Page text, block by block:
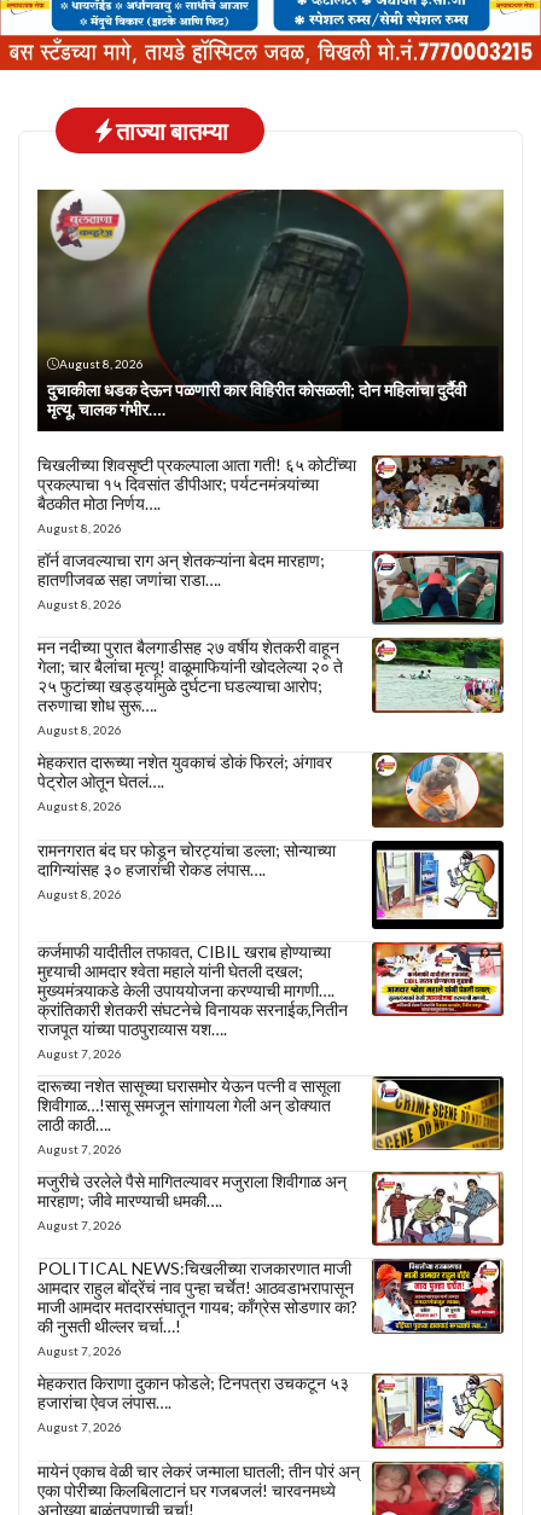
ताज्या बातम्या
August 8, 2026
दुचाकीला धडक देऊन पळणारी कार विहिरीत कोसळली; दोन महिलांचा दुर्दैवी
मृत्यू, चालक गंभीर….
चिखलीच्या शिवसृष्टी प्रकल्पाला आता गती! ६५ कोटींच्या
प्रकल्पाचा १५ दिवसांत डीपीआर; पर्यटनमंत्र्यांच्या
बैठकीत मोठा निर्णय….
August 8, 2026
हॉर्न वाजवल्याचा राग अन् शेतकऱ्यांना बेदम मारहाण;
हातणीजवळ सहा जणांचा राडा….
August 8, 2026
मन नदीच्या पुरात बैलगाडीसह २७ वर्षीय शेतकरी वाहून
गेला; चार बैलांचा मृत्यू! वाळूमाफियांनी खोदलेल्या २० ते
२५ फुटांच्या खड्ड्यांमुळे दुर्घटना घडल्याचा आरोप;
तरुणाचा शोध सुरू….
August 8, 2026
मेहकरात दारूच्या नशेत युवकाचं डोकं फिरलं; अंगावर
पेट्रोल ओतून घेतलं….
August 8, 2026
रामनगरात बंद घर फोडून चोरट्यांचा डल्ला; सोन्याच्या
दागिन्यांसह ३० हजारांची रोकड लंपास….
August 8, 2026
कर्जमाफी यादीतील तफावत, CIBIL खराब होण्याच्या
मुद्द्याची आमदार श्वेता महाले यांनी घेतली दखल;
मुख्यमंत्र्याकडे केली उपाययोजना करण्याची मागणी….
क्रांतिकारी शेतकरी संघटनेचे विनायक सरनाईक,नितीन
राजपूत यांच्या पाठपुराव्यास यश….
August 7, 2026
दारूच्या नशेत सासूच्या घरासमोर येऊन पत्नी व सासूला
शिवीगाळ…!सासू समजून सांगायला गेली अन् डोक्यात
लाठी काठी….
August 7, 2026
मजुरीचे उरलेले पैसे मागितल्यावर मजुराला शिवीगाळ अन्
मारहाण; जीवे मारण्याची धमकी….
August 7, 2026
POLITICAL NEWS:चिखलीच्या राजकारणात माजी
आमदार राहुल बोंद्रेंचं नाव पुन्हा चर्चेत! आठवडाभरापासून
माजी आमदार मतदारसंघातून गायब; काँग्रेस सोडणार का?
की नुसती थील्लर चर्चा…!
August 7, 2026
मेहकरात किराणा दुकान फोडले; टिनपत्रा उचकटून ५३
हजारांचा ऐवज लंपास….
August 7, 2026
मायेनं एकाच वेळी चार लेकरं जन्माला घातली; तीन पोरं अन्
एका पोरीच्या किलबिलाटानं घर गजबजलं! चारवनमध्ये
अनोख्या बाळंतपणाची चर्चा!